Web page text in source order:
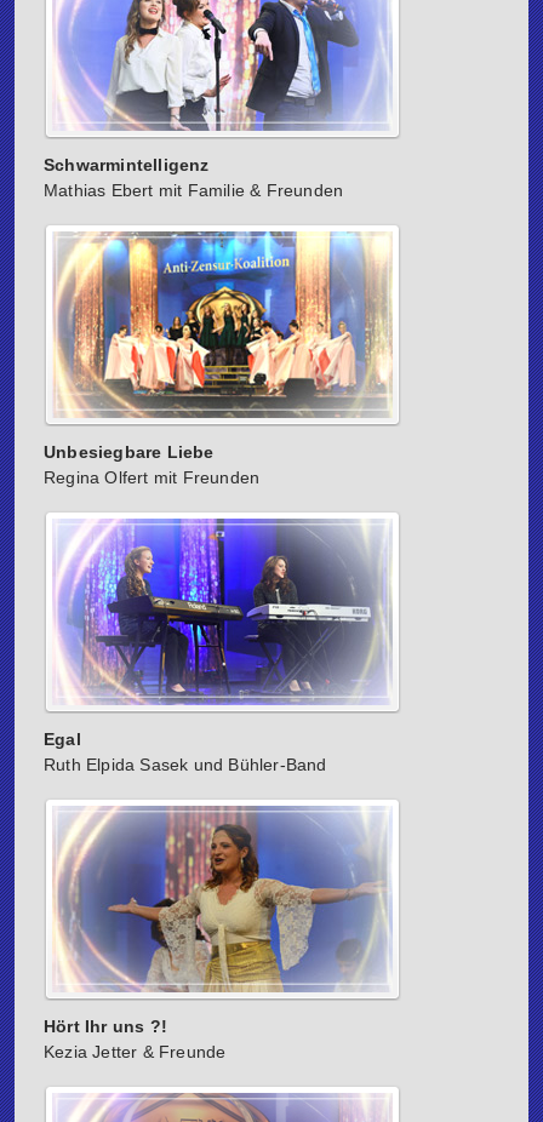
Schwarmintelligenz
Mathias Ebert mit Familie & Freunden
Unbesiegbare Liebe
Regina Olfert mit Freunden
Egal
Ruth Elpida Sasek und Bühler-Band
Hört Ihr uns ?!
Kezia Jetter & Freunde